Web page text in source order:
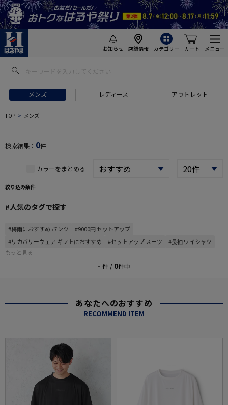
お知らせ 店舗情報 カテゴリー カート メニュー
メンズ レディース アウトレット
フトにおすすめ #セットアップ スーツ
TOP メンズ
検索結果： 0件
カラーをまとめる
絞り込み条件
#人気のタグで探す
#梅雨におすすめ パンツ
#9000円 セットアップ
#リカバリーウェア ギフトにおすすめ
#セットアップ スーツ
#長袖 ワイシャツ
もっと見る
- 件 / 0件中
あなたへのおすすめ
RECOMMEND ITEM